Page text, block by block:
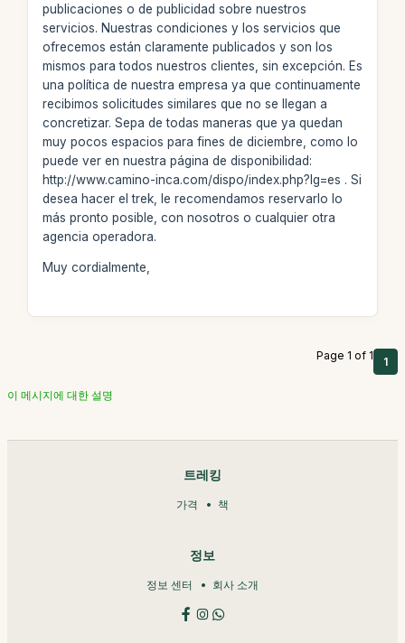
publicaciones o de publicidad sobre nuestros
servicios. Nuestras condiciones y los servicios que
ofrecemos están claramente publicados y son los
mismos para todos nuestros clientes, sin excepción. Es
una política de nuestra empresa ya que continuamente
recibimos solicitudes similares que no se llegan a
concretizar. Sepa de todas maneras que ya quedan
muy pocos espacios para fines de diciembre, como lo
puede ver en nuestra página de disponibilidad:
http://www.camino-inca.com/dispo/index.php?lg=es . Si
desea hacer el trek, le recomendamos reservarlo lo
más pronto posible, con nosotros o cualquier otra
agencia operadora.
Muy cordialmente,
Page 1 of 1 1
이 메시지에 대한 설명
트레킹
가격 책
정보
정보 센터 회사 소개